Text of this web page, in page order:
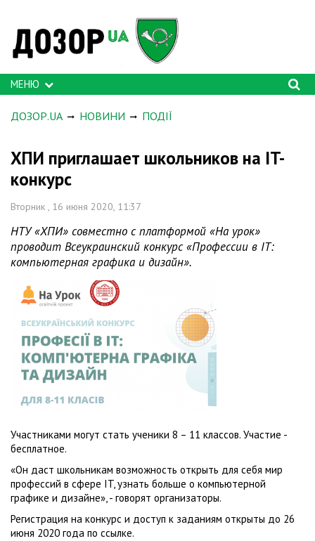
МЕНЮ
ДОЗОР.UA НОВИНИ ПОДІЇ
ХПИ приглашает школьников на IT-
конкурс
Вторник , 16 июня 2020, 11:37
НТУ «ХПИ» совместно с платформой «На урок»
проводит Всеукраинский конкурс «Профессии в IT:
компьютерная графика и дизайн».
Участниками могут стать ученики 8 – 11 классов. Участие -
бесплатное.
«Он даст школьникам возможность открыть для себя мир
профессий в сфере IT, узнать больше о компьютерной
графике и дизайне», - говорят организаторы.
Регистрация на конкурс и доступ к заданиям открыты до 26
июня 2020 года по ссылке.